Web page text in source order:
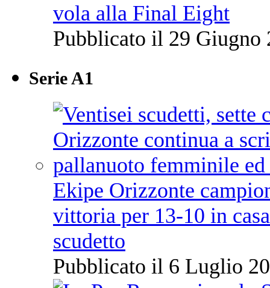
vola alla Final Eight
Pubblicato il 29 Giugno
Serie A1
Ekipe Orizzonte
vittoria per 13-10 in
scudetto
Pubblicato il 6 Luglio